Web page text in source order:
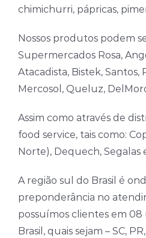
chimichurri, pápricas,
Nossos produtos podem
Supermercados Rosa,
Atacadista, Bistek, Santos,
Mercosol, Queluz,
Assim como através de
food service, tais como:
Norte), Dequech, Segalas
A região sul do Brasil é
preponderância no
possuímos clientes em 08
Brasil, quais sejam – SC,